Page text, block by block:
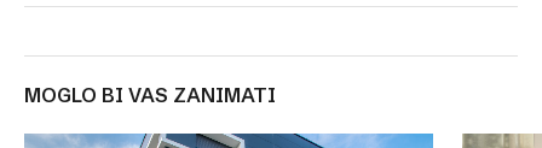
MOGLO BI VAS ZANIMATI